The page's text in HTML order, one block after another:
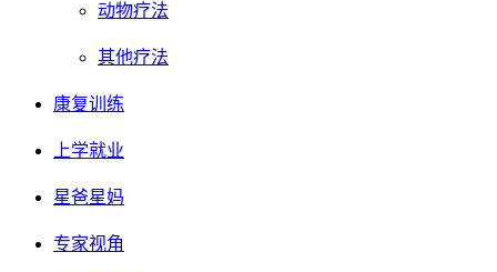
动物疗法
其他疗法
康复训练
上学就业
星爸星妈
专家视角